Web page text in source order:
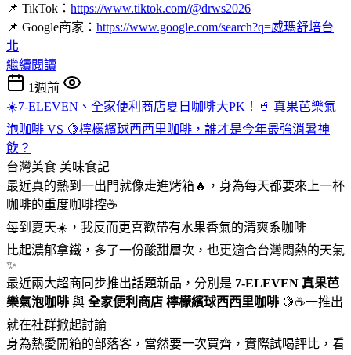
📌 TikTok： https://www.tiktok.com/@drws2026
📌 Google商家： https://www.google.com/search?q=威瑪舒培台
北
繼續閱讀
1週前
☀️7-ELEVEN、全家便利商店夏日咖啡大PK！🥤 真果芭樂氣
泡咖啡 VS 🍋檸檬繽球西西里咖啡，誰才是今年最強消暑神
飲？
台灣美食 美味食記
最近真的熱到一出門就像走進烤箱🔥，身為每天都要來上一杯
咖啡的重度咖啡控☕
每到夏天☀️，我反而更喜歡帶有水果香氣的清爽系咖啡
比起濃郁拿鐵，多了一份酸甜層次，也更適合台灣悶熱的天氣
✨
最近兩大超商同步推出話題新品，分別是 7-ELEVEN 真果芭
樂氣泡咖啡 與 全家便利商店 檸檬繽球西西里咖啡 🍋☕一推出
就在社群掀起討論
身為熱愛開箱的部落客，當然要一次買齊，實際試喝評比，看